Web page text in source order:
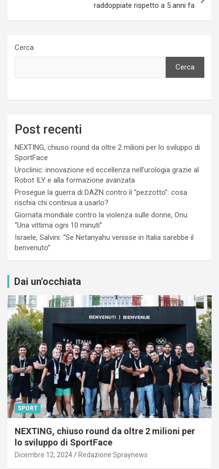
raddoppiate rispetto a 5 anni fa
Cerca
Cerca
Post recenti
NEXTING, chiuso round da oltre 2 milioni per lo sviluppo di
SportFace
Uroclinic: innovazione ed eccellenza nell’urologia grazie al
Robot ILY e alla formazione avanzata
Prosegue la guerra di DAZN contro il “pezzotto”: cosa
rischia chi continua a usarlo?
Giornata mondiale contro la violenza sulle donne, Onu:
“Una vittima ogni 10 minuti”
Israele, Salvini: “Se Netanyahu venisse in Italia sarebbe il
benvenuto”
Dai un'occhiata
SPORT
NEXTING, chiuso round da oltre 2 milioni per
lo sviluppo di SportFace
Dicembre 12, 2024 Redazione Spraynews